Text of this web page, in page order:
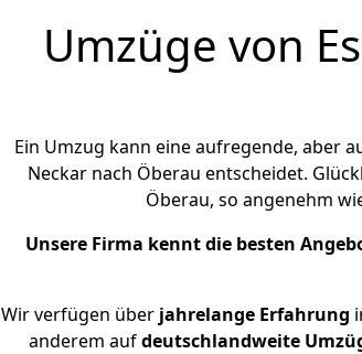
Umzüge von
Ein Umzug kann eine aufregende, aber
Neckar nach Öberau entscheidet.
Öberau, so angenehm
Unsere Firma kennt die besten
Wir verfügen überjahrelange Erfahrung
anderem aufdeutschlandweite